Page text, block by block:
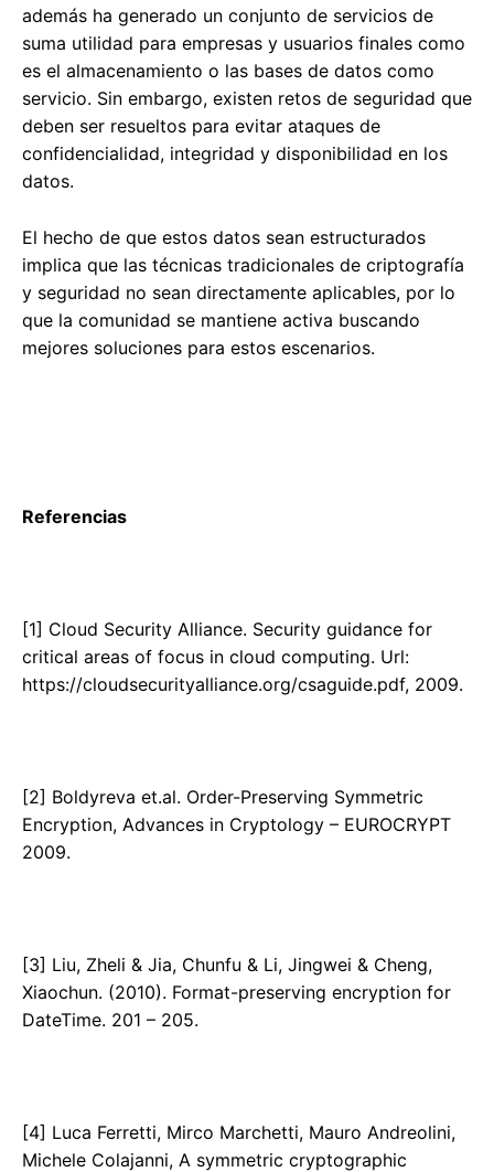
además ha generado un conjunto de servicios de
suma utilidad para empresas y usuarios finales como
es el almacenamiento o las bases de datos como
servicio. Sin embargo, existen retos de seguridad que
deben ser resueltos para evitar ataques de
confidencialidad, integridad y disponibilidad en los
datos.
El hecho de que estos datos sean estructurados
implica que las técnicas tradicionales de criptografía
y seguridad no sean directamente aplicables, por lo
que la comunidad se mantiene activa buscando
mejores soluciones para estos escenarios.
Referencias
[1] Cloud Security Alliance. Security guidance for
critical areas of focus in cloud computing. Url:
https://cloudsecurityalliance.org/csaguide.pdf, 2009.
[2] Boldyreva et.al. Order-Preserving Symmetric
Encryption, Advances in Cryptology – EUROCRYPT
2009.
[3] Liu, Zheli & Jia, Chunfu & Li, Jingwei & Cheng,
Xiaochun. (2010). Format-preserving encryption for
DateTime. 201 – 205.
[4] Luca Ferretti, Mirco Marchetti, Mauro Andreolini,
Michele Colajanni, A symmetric cryptographic